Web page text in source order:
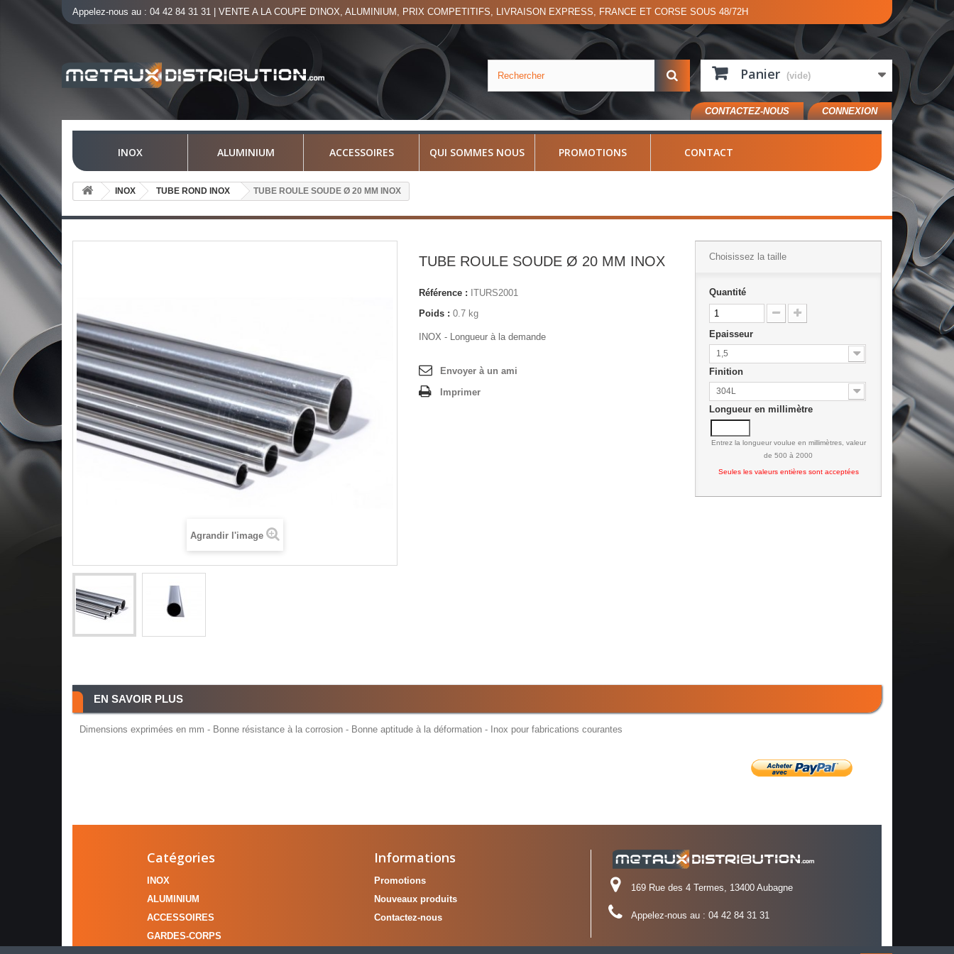
Appelez-nous au : 04 42 84 31 31 | VENTE A LA COUPE D'INOX, ALUMINIUM, PRIX COMPETITIFS, LIVRAISON EXPRESS, FRANCE ET CORSE SOUS 48/72H
Panier (vide)
CONNEXION
CONTACTEZ-NOUS
INOX ALUMINIUM ACCESSOIRES QUI SOMMES NOUS PROMOTIONS CONTACT
INOX TUBE ROND INOX TUBE ROULE SOUDE Ø 20 MM INOX
Agrandir l'image
TUBE ROULE SOUDE Ø 20 MM INOX
Référence : ITURS2001
Poids : 0.7 kg
INOX - Longueur à la demande
Envoyer à un ami
Imprimer
Choisissez la taille
Quantité
Epaisseur
1,5
Finition
304L
Longueur en millimètre
Entrez la longueur voulue en millimètres, valeur
de 500 à 2000
Seules les valeurs entières sont acceptées
EN SAVOIR PLUS
Dimensions exprimées en mm - Bonne résistance à la corrosion - Bonne aptitude à la déformation - Inox pour fabrications courantes
Catégories
INOX
ALUMINIUM
ACCESSOIRES
GARDES-CORPS
Informations
Promotions
Nouveaux produits
Contactez-nous
169 Rue des 4 Termes, 13400 Aubagne
Appelez-nous au : 04 42 84 31 31